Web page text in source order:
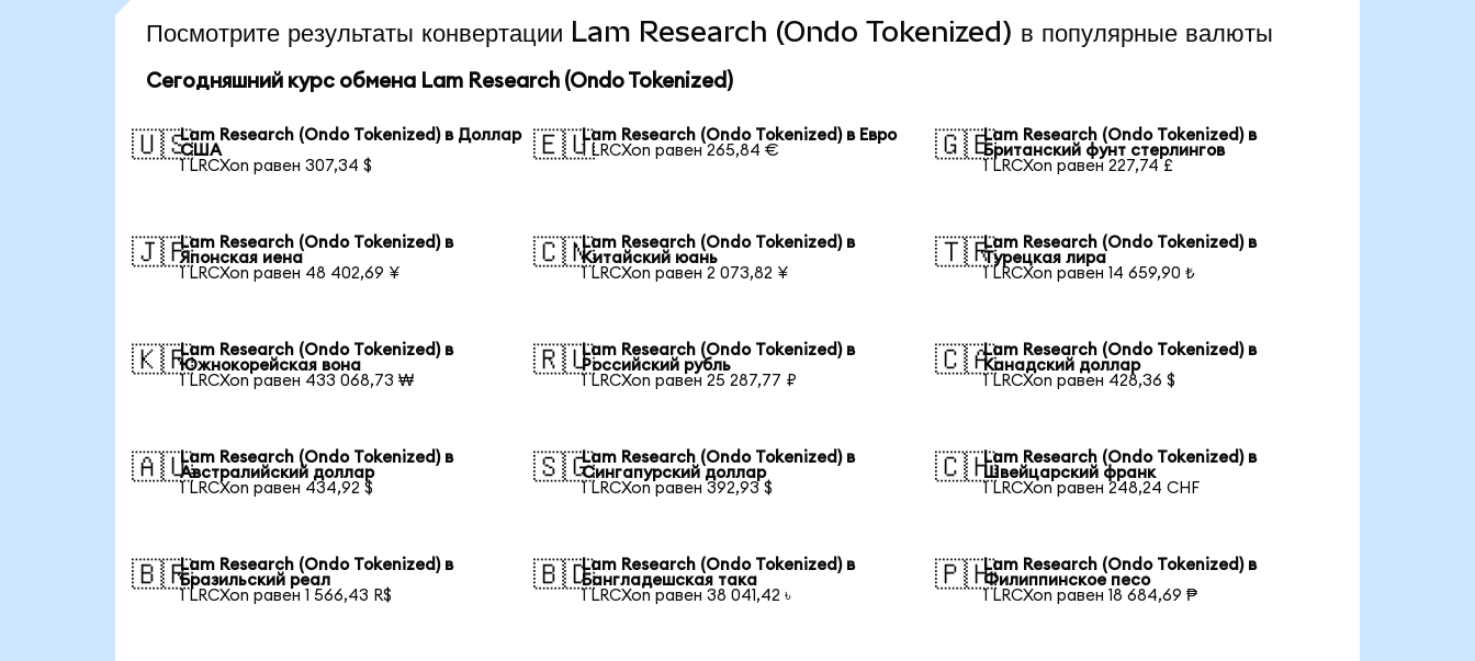
Посмотрите результаты конвертации Lam Research (Ondo Tokenized) в популярные валюты
Сегодняшний курс обмена Lam Research (Ondo Tokenized)
🇺🇸Lam Research (Ondo Tokenized) в Доллар
США
1 LRCXon равен 307,34 $
🇪🇺Lam Research (Ondo Tokenized) в Евро
1 LRCXon равен 265,84 €
🇬🇧Lam Research (Ondo Tokenized) в
Британский фунт стерлингов
1 LRCXon равен 227,74 £
🇯🇵Lam Research (Ondo Tokenized) в
Японская иена
1 LRCXon равен 48 402,69 ¥
🇨🇳Lam Research (Ondo Tokenized) в
Китайский юань
1 LRCXon равен 2 073,82 ¥
🇹🇷Lam Research (Ondo Tokenized) в
Турецкая лира
1 LRCXon равен 14 659,90 ₺
🇰🇷Lam Research (Ondo Tokenized) в
Южнокорейская вона
1 LRCXon равен 433 068,73 ₩
🇷🇺Lam Research (Ondo Tokenized) в
Российский рубль
1 LRCXon равен 25 287,77 ₽
🇨🇦Lam Research (Ondo Tokenized) в
Канадский доллар
1 LRCXon равен 428,36 $
🇦🇺Lam Research (Ondo Tokenized) в
Австралийский доллар
1 LRCXon равен 434,92 $
🇸🇬Lam Research (Ondo Tokenized) в
Сингапурский доллар
1 LRCXon равен 392,93 $
🇨🇭Lam Research (Ondo Tokenized) в
Швейцарский франк
1 LRCXon равен 248,24 CHF
🇧🇷Lam Research (Ondo Tokenized) в
Бразильский реал
1 LRCXon равен 1 566,43 R$
🇧🇩Lam Research (Ondo Tokenized) в
Бангладешская така
1 LRCXon равен 38 041,42 ৳
🇵🇭Lam Research (Ondo Tokenized) в
Филиппинское песо
1 LRCXon равен 18 684,69 ₱